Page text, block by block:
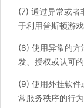
(7) 通过异常或者
于利用普斯顿游
(8) 使用异常的方
发、授权或认可
(9) 使用外挂软件
常服务秩序的行为